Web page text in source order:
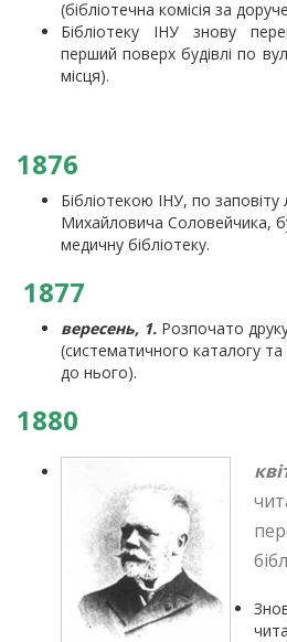
(бібліотечна комісія за
Бібліотеку ІНУ знову
перший поверх будівлі по
місця).
1876
Бібліотекою ІНУ, по заповіту
Михайловича Соловейчика,
медичну бібліотеку.
1877
вересень, 1. Розпочато
(систематичного каталогу
до нього).
1880